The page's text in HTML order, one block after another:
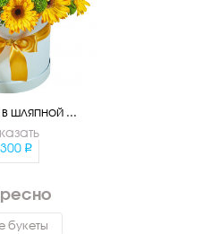
шляпной ...
букеты